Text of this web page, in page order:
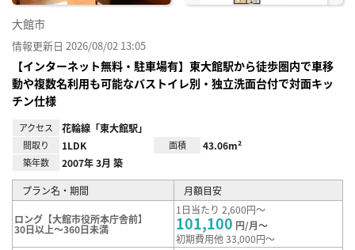
大館市
情報更新日 2026/08/02 13:05
【インターネット無料・駐車場有】東大館駅から徒歩圏内で車移
動や複数名利用も可能なバストイレ別・独立洗面台付で対面キッ
チン仕様
アクセス 花輪線「東大館駅」
間取り 1LDK 面積 43.06m²
築年数 2007年 3月 築
プラン名・期間 月額目安
ロング【大館市役所本庁舎前】
30日以上～360日未満
1日当たり 2,600円～
101,100 円/月～
初期費用他 33,000円～